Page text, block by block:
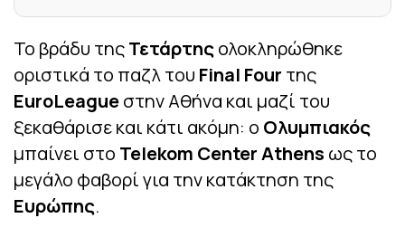
Το βράδυ τηςΤετάρτηςολοκληρώθηκε
οριστικά το παζλ του Final Four της
EuroLeagueστην Αθήνα και μαζί του
ξεκαθάρισε και κάτι ακόμη: ο Ολυμπιακός
μπαίνει στο Telekom Center Athens ως το
μεγάλο φαβορί για την κατάκτηση της
Ευρώπης.